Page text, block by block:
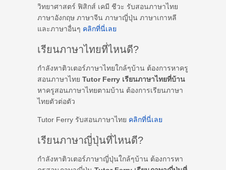
วิทยาศาสตร์ ฟิสิกส์ เคมี ชีวะ รับสอนภาษาไทย
ภาษาอังกฤษ ภาษาจีน ภาษาญี่ปุ่น ภาษาเกาหลี
และภาษาอื่นๆ คลิกที่นี่เลย
เรียนภาษาไทยที่ไหนดี?
กำลังหาติวเตอร์ภาษาไทยใกล้ๆบ้าน ต้องการหาครู
สอนภาษาไทย Tutor Ferry เรียนภาษาไทยที่บ้าน
หาครูสอนภาษาไทยตามบ้าน ต้องการเรียนภาษา
ไทยตัวต่อตัว
Tutor Ferry รับสอนภาษาไทย คลิกที่นี่เลย
เรียนภาษาญี่ปุ่นที่ไหนดี?
กำลังหาติวเตอร์ภาษาญี่ปุ่นใกล้ๆบ้าน ต้องการหา